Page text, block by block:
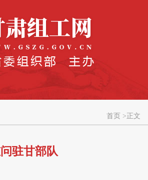
首页 > 正文
驻甘部队